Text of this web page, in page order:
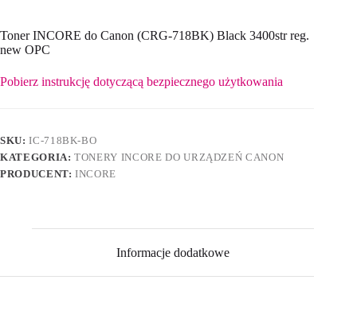
Toner INCORE do Canon (CRG-718BK) Black 3400str reg.
new OPC
Pobierz instrukcję dotyczącą bezpiecznego użytkowania
SKU:IC-718BK-BO
KATEGORIA:TONERY INCORE DO URZĄDZEŃ CANON
PRODUCENT:INCORE
Informacje dodatkowe